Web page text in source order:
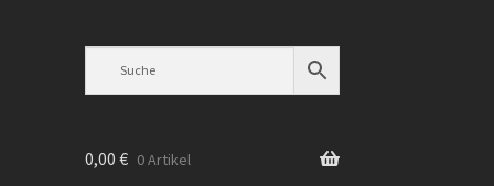
0,00 € 0 Artikel